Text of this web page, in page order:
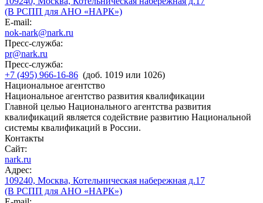
(В РСПП для АНО «НАРК»)
E-mail:
nok-nark@nark.ru
Пресс-служба:
pr@nark.ru
Пресс-служба:
+7 (495) 966-16-86 (доб. 1019 или 1026)
Национальное агентство
Национальное агентство развития квалификации
Главной целью Национального агентства развития
квалификаций является содействие развитию Национальной
системы квалификаций в России.
Контакты
Сайт:
nark.ru
Адрес:
109240, Москва, Котельническая набережная д.17
(В РСПП для АНО «НАРК»)